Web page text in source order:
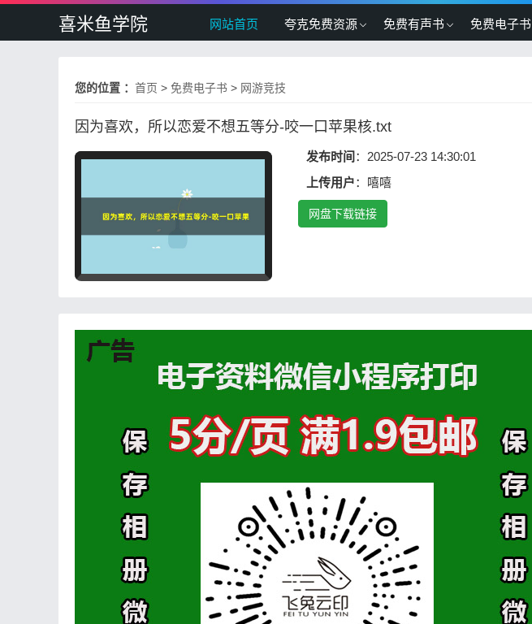
喜米鱼学院 网站首页 夸克免费资源 免费有声书 免费电子书
您的位置 ： 首页 > 免费电子书 > 网游竞技
因为喜欢，所以恋爱不想五等分-咬一口苹果核.txt
发布时间 ：2025-07-23 14:30:01
上传用户：嘻嘻
网盘下载链接